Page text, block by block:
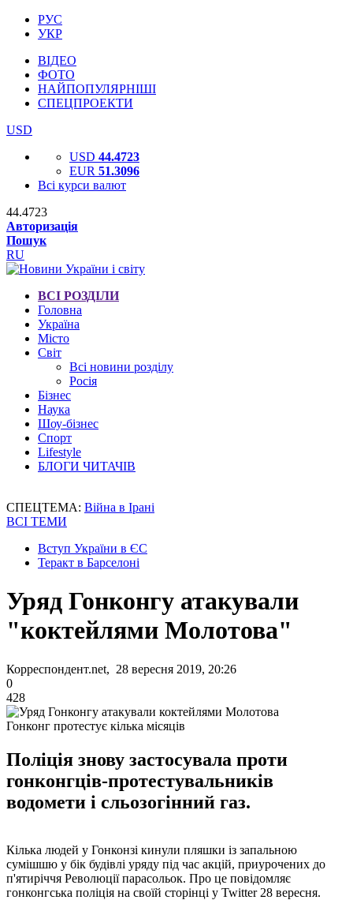
РУС
УКР
ВІДЕО
ФОТО
НАЙПОПУЛЯРНІШІ
СПЕЦПРОЕКТИ
USD
USD 44.4723
EUR 51.3096
Всі курси валют
44.4723
Авторизація
Пошук
RU
ВСІ РОЗДІЛИ
Головна
Україна
Місто
Світ
Всі новини розділу
Росія
Бізнес
Наука
Шоу-бізнес
Спорт
Lifestyle
БЛОГИ ЧИТАЧІВ
СПЕЦТЕМА: Війна в Ірані
ВСІ ТЕМИ
Вступ України в ЄС
Теракт в Барселоні
Уряд Гонконгу атакували
"коктейлями Молотова"
Корреспондент.net, 28 вересня 2019, 20:26
0
428
Гонконг протестує кілька місяців
Поліція знову застосувала проти
гонконгців-протестувальників
водомети і сльозогінний газ.
Кілька людей у Гонконзі кинули пляшки із запальною
сумішшю у бік будівлі уряду під час акцій, приурочених до
п'ятиріччя Революції парасольок. Про це повідомляє
гонконгська поліція на своїй сторінці у Twitter 28 вересня.